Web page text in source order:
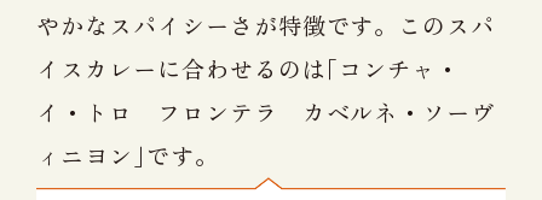
やかなスパイシーさが特徴です。このスパ
イスカレーに合わせるのは｢コンチャ・
イ・トロ フロンテラ カベルネ・ソーヴ
ィニヨン｣です。